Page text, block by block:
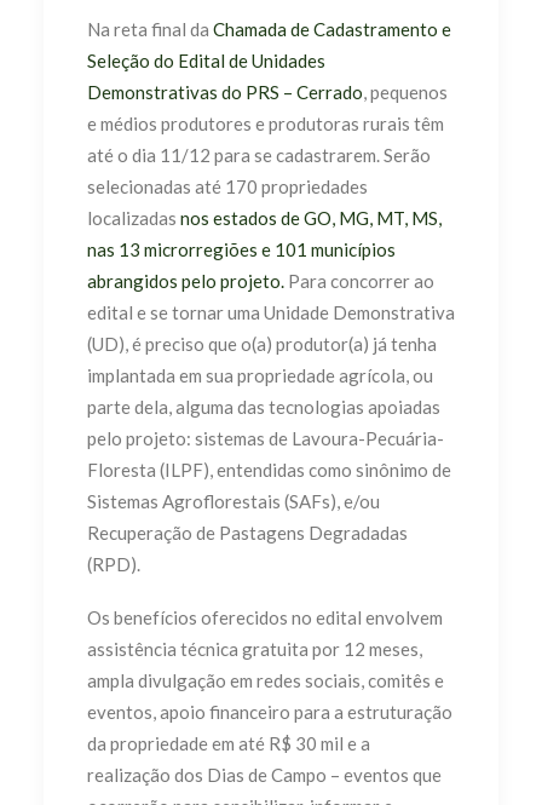
Na reta final da Chamada de Cadastramento e
Seleção do Edital de Unidades
Demonstrativas do PRS – Cerrado, pequenos
e médios produtores e produtoras rurais têm
até o dia 11/12 para se cadastrarem. Serão
selecionadas até 170 propriedades
localizadas nos estados de GO, MG, MT, MS,
nas 13 microrregiões e 101 municípios
abrangidos pelo projeto. Para concorrer ao
edital e se tornar uma Unidade Demonstrativa
(UD), é preciso que o(a) produtor(a) já tenha
implantada em sua propriedade agrícola, ou
parte dela, alguma das tecnologias apoiadas
pelo projeto: sistemas de Lavoura-Pecuária-
Floresta (ILPF), entendidas como sinônimo de
Sistemas Agroflorestais (SAFs), e/ou
Recuperação de Pastagens Degradadas
(RPD).
Os benefícios oferecidos no edital envolvem
assistência técnica gratuita por 12 meses,
ampla divulgação em redes sociais, comitês e
eventos, apoio financeiro para a estruturação
da propriedade em até R$ 30 mil e a
realização dos Dias de Campo – eventos que